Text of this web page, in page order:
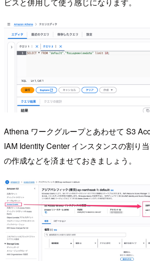
Athena ワークグループとあわせて S3
IAM Identity Center インスタンスの割り
の作成などを済ませておきましょう。